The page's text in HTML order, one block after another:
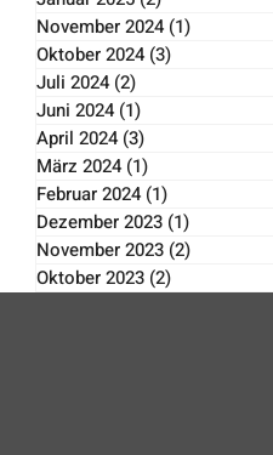
Februar 2025(3) 3 Beiträge
Januar 2025 (2)2 Beiträge
November 2024 (1)
Oktober 2024
Juli 2024 (2)2 Beiträge
Juni 2024 (1)1 Beitrag
April 2024(3)3 Beiträge
März 2024
(1)1 Beitrag
Februar 2024(1) 1 Beitrag
Dezember 2023(1)1 Beitrag
November 2023(2)2 Beiträge